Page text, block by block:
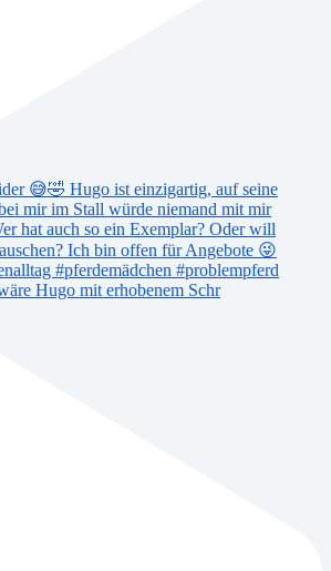
Hugo mit erhobenem Schr